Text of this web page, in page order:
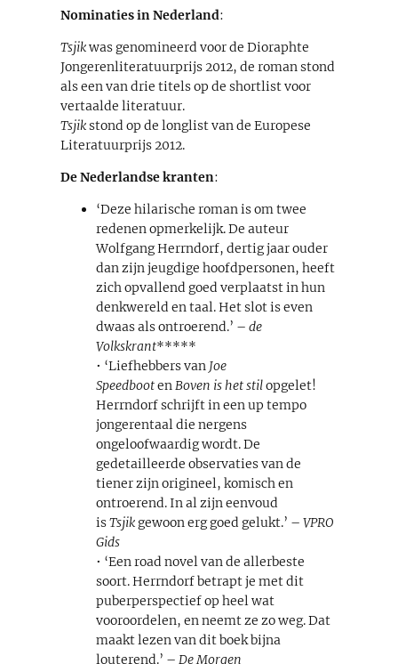
Nominaties in Nederland:
Tsjikwas genomineerd voor de Dioraphte
Jongerenliteratuurprijs 2012, de roman stond
als een van drie titels op de shortlist voor
vertaalde literatuur.
Tsjikstond op de longlist van de Europese
Literatuurprijs 2012.
De Nederlandse kranten:
‘Deze hilarische roman is om twee
redenen opmerkelijk. De auteur
Wolfgang Herrndorf, dertig jaar ouder
dan zijn jeugdige hoofdpersonen, heeft
zich opvallend goed verplaatst in hun
denkwereld en taal. Het slot is even
dwaas als ontroerend.’ – de
Volkskrant*****
• ‘Liefhebbers van Joe
SpeedbootenBoven is het stilopgelet!
Herrndorf schrijft in een up tempo
jongerentaal die nergens
ongeloofwaardig wordt. De
gedetailleerde observaties van de
tiener zijn origineel, komisch en
ontroerend. In al zijn eenvoud
isTsjik gewoon erg goed gelukt.’ – VPRO
Gids
• ‘Een road novel van de allerbeste
soort. Herrndorf betrapt je met dit
puberperspectief op heel wat
vooroordelen, en neemt ze zo weg. Dat
maakt lezen van dit boek bijna
louterend.’ – De Morgen